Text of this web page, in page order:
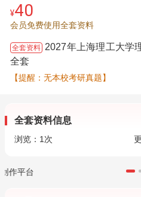
¥40
会员免费使用全套资料
全套资料 2027年上海理工大学
全套
【提醒：无本校考研真题】
全套资料信息
浏览： 1 次